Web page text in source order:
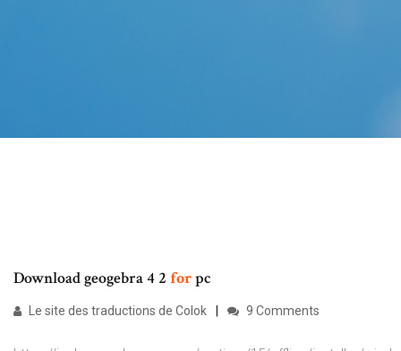
Download geogebra 4 2 forpc
Le site des traductions de Colok 9 Comments